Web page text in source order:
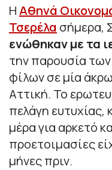
ΗΑθηνά
Τσερέλα σήμερα,
ενώθηκαν με τα
την παρουσία
φίλων σε μία
Αττική. Το
πελάγη
μέρα για αρκετό
προετοιμασίες
μήνες πριν.